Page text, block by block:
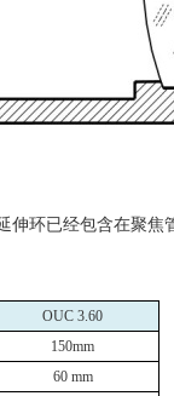
伸环已经包含在聚焦
OUC 3.60
150mm
60 mm